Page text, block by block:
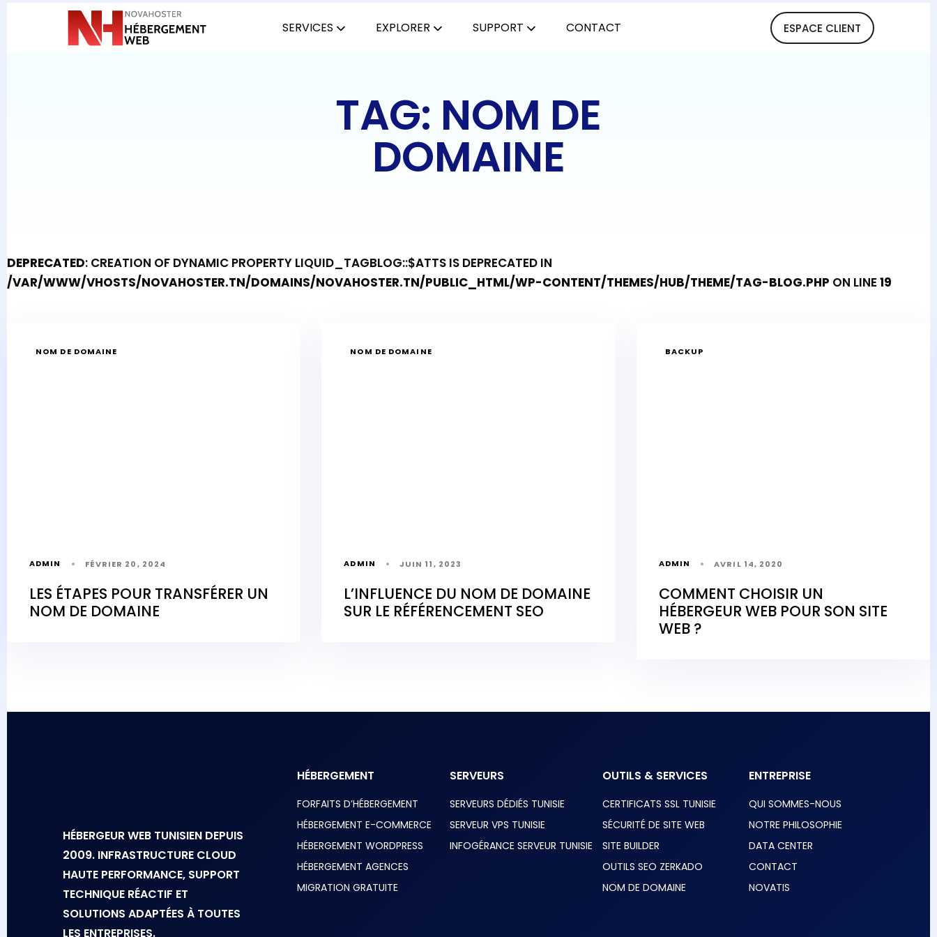
SERVICES EXPLORER SUPPORT CONTACT ESPACE CLIENT
TAG: NOM DE
DOMAINE
DEPRECATED: CREATION OF DYNAMIC PROPERTY LIQUID_TAGBLOG::$ATTS IS DEPRECATED IN
/VAR/WWW/VHOSTS/NOVAHOSTER.TN/DOMAINS/NOVAHOSTER.TN/PUBLIC_HTML/WP-CONTENT/THEMES/HUB/THEME/TAG-BLOG.PHP ON LINE 19
NOM DE DOMAINE
ADMIN FÉVRIER 20, 2024
LES ÉTAPES POUR TRANSFÉRER UN
NOM DE DOMAINE
NOM DE DOMAINE
ADMIN JUIN 11, 2023
L’INFLUENCE DU NOM DE DOMAINE
SUR LE RÉFÉRENCEMENT SEO
BACKUP
ADMIN AVRIL 14, 2020
COMMENT CHOISIR UN
HÉBERGEUR WEB POUR SON SITE
WEB ?
HÉBERGEUR WEB TUNISIEN DEPUIS
2009. INFRASTRUCTURE CLOUD
HAUTE PERFORMANCE, SUPPORT
TECHNIQUE RÉACTIF ET
SOLUTIONS ADAPTÉES À TOUTES
LES ENTREPRISES.
HÉBERGEMENT
FORFAITS D’HÉBERGEMENT
HÉBERGEMENT E-COMMERCE
HÉBERGEMENT WORDPRESS
HÉBERGEMENT AGENCES
MIGRATION GRATUITE
SERVEURS
SERVEURS DÉDIÉS TUNISIE
SERVEUR VPS TUNISIE
INFOGÉRANCE SERVEUR TUNISIE
OUTILS & SERVICES
CERTIFICATS SSL TUNISIE
SÉCURITÉ DE SITE WEB
SITE BUILDER
OUTILS SEO ZERKADO
NOM DE DOMAINE
ENTREPRISE
QUI SOMMES-NOUS
NOTRE PHILOSOPHIE
DATA CENTER
CONTACT
NOVATIS